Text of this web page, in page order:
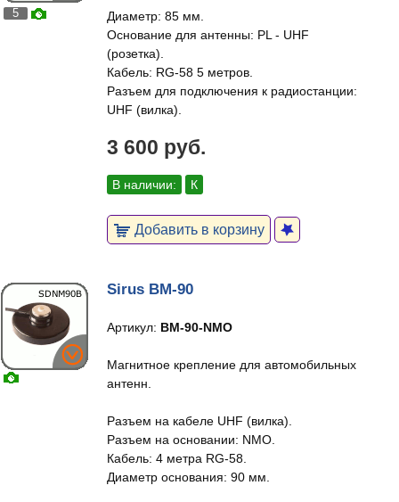
5
Диаметр: 85 мм.
Основание для антенны: PL - UHF
(розетка).
Кабель: RG-58 5 метров.
Разъем для подключения к радиостанции:
UHF (вилка).
3 600 руб.
В наличии: К
Добавить в корзину
Sirus BM-90
Артикул: BM-90-NMO
Магнитное крепление для автомобильных
антенн.
Разъем на кабеле UHF (вилка).
Разъем на основании: NMO.
Кабель: 4 метра RG-58.
Диаметр основания: 90 мм.